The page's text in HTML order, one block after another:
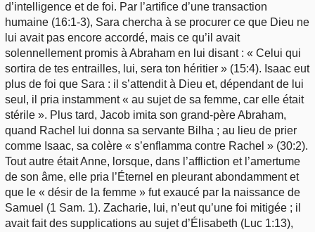
d’intelligence et de foi. Par l’artifice d’une transaction
humaine (16:1-3), Sara chercha à se procurer ce que Dieu ne
lui avait pas encore accordé, mais ce qu’il avait
solennellement promis à Abraham en lui disant : « Celui qui
sortira de tes entrailles, lui, sera ton héritier » (15:4). Isaac eut
plus de foi que Sara : il s’attendit à Dieu et, dépendant de lui
seul, il pria instamment « au sujet de sa femme, car elle était
stérile ». Plus tard, Jacob imita son grand-père Abraham,
quand Rachel lui donna sa servante Bilha ; au lieu de prier
comme Isaac, sa colère « s’enflamma contre Rachel » (30:2).
Tout autre était Anne, lorsque, dans l’affliction et l’amertume
de son âme, elle pria l’Éternel en pleurant abondamment et
que le « désir de la femme » fut exaucé par la naissance de
Samuel (1 Sam. 1). Zacharie, lui, n’eut qu’une foi mitigée ; il
avait fait des supplications au sujet d’Élisabeth (Luc 1:13),